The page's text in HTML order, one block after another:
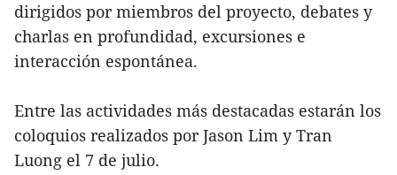
dirigidos por miembros del proyecto, debates y
charlas en profundidad, excursiones e
interacción espontánea.
Entre las actividades más destacadas estarán los
coloquios realizados por Jason Lim y Tran
Luong el 7 de julio.